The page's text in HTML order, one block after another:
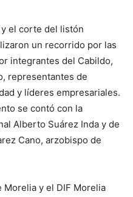
el corte del listón
un recorrido por las
integrantes del Cabildo,
representantes de
y líderes empresariales.
se contó con la
Alberto Suárez Inda y de
Cano, arzobispo de
Morelia y el DIF Morelia